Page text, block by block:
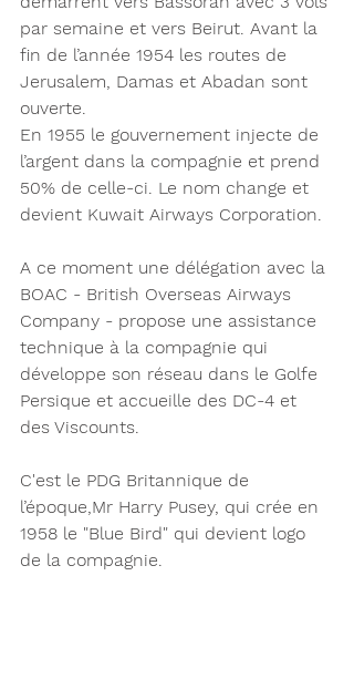
par semaine et vers Beirut. Avant la
fin de l’année 1954 les routes de
Jerusalem, Damas et Abadan sont
ouverte.
En 1955 le gouvernement injecte de
l’argent dans la compagnie et prend
50% de celle-ci. Le nom change et
devient Kuwait Airways Corporation.
A ce moment une délégation avec la
BOAC - British Overseas Airways
Company - propose une assistance
technique à la compagnie qui
développe son réseau dans le Golfe
Persique et accueille des DC-4 et
des Viscounts.
C'est le PDG Britannique de
l’époque,Mr Harry Pusey, qui crée en
1958 le "Blue Bird" qui devient logo
de la compagnie.